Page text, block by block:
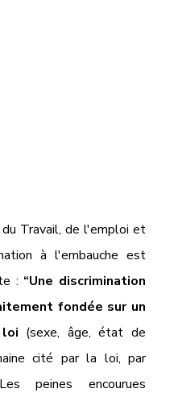
Travail, de l'emploi et
à l'embauche est
: “Une discrimination
fondée sur un
(sexe, âge, état de
cité par la loi, par
peines encourues